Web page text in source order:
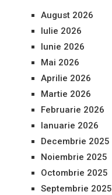
August 2026
Iulie 2026
Iunie 2026
Mai 2026
Aprilie 2026
Martie 2026
Februarie 2026
Ianuarie 2026
Decembrie 2025
Noiembrie 2025
Octombrie 2025
Septembrie 2025